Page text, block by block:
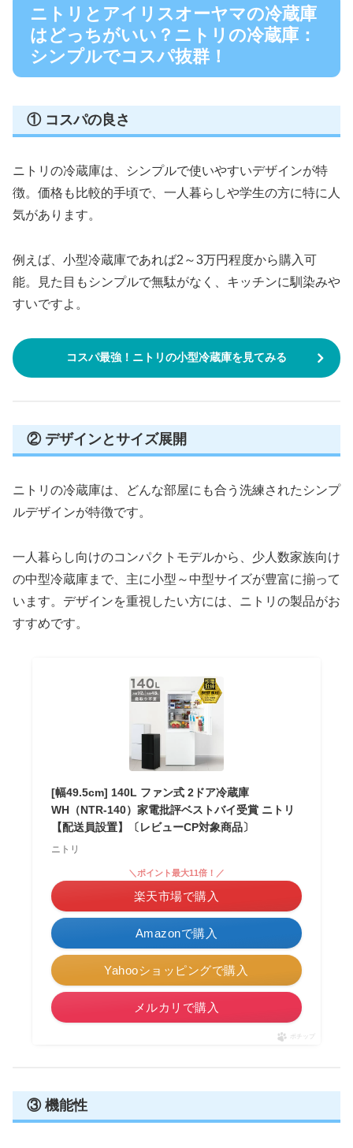
ニトリとアイリスオーヤマの冷蔵庫
はどっちがいい？ニトリの冷蔵庫：
シンプルでコスパ抜群！
① コスパの良さ
ニトリの冷蔵庫は、シンプルで使いやすいデザインが特
徴。価格も比較的手頃で、一人暮らしや学生の方に特に人
気があります。
例えば、小型冷蔵庫であれば2～3万円程度から購入可
能。見た目もシンプルで無駄がなく、キッチンに馴染みや
すいですよ。
コスパ最強！ニトリの小型冷蔵庫を見てみる
② デザインとサイズ展開
ニトリの冷蔵庫は、どんな部屋にも合う洗練されたシンプ
ルデザインが特徴です。
一人暮らし向けのコンパクトモデルから、少人数家族向け
の中型冷蔵庫まで、主に小型～中型サイズが豊富に揃って
います。デザインを重視したい方には、ニトリの製品がお
すすめです。
[幅49.5cm] 140L ファン式 2ドア冷蔵庫
WH（NTR-140）家電批評ベストバイ受賞 ニトリ
【配送員設置】〔レビューCP対象商品〕
ニトリ
Amazonで購入
＼ポイント最大11倍！／
楽天市場で購入
Yahooショッピングで購入
メルカリで購入
ポチップ
③ 機能性